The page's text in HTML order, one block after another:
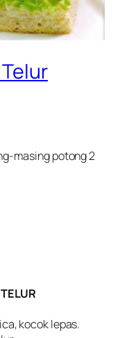
masing potong 2
kocok lepas.